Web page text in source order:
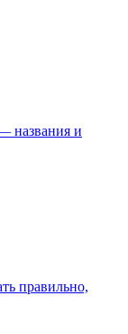
названия и
правильно,